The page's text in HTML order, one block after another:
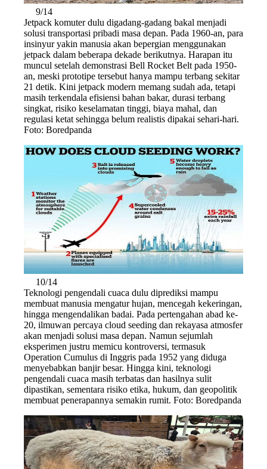
9/14
Jetpack komuter dulu digadang-gadang bakal menjadi
solusi transportasi pribadi masa depan. Pada 1960-an, para
insinyur yakin manusia akan bepergian menggunakan
jetpack dalam beberapa dekade berikutnya. Harapan itu
muncul setelah demonstrasi Bell Rocket Belt pada 1950-
an, meski prototipe tersebut hanya mampu terbang sekitar
21 detik. Kini jetpack modern memang sudah ada, tetapi
masih terkendala efisiensi bahan bakar, durasi terbang
singkat, risiko keselamatan tinggi, biaya mahal, dan
regulasi ketat sehingga belum realistis dipakai sehari-hari.
Foto: Boredpanda
10/14
Teknologi pengendali cuaca dulu diprediksi mampu
membuat manusia mengatur hujan, mencegah kekeringan,
hingga mengendalikan badai. Pada pertengahan abad ke-
20, ilmuwan percaya cloud seeding dan rekayasa atmosfer
akan menjadi solusi masa depan. Namun sejumlah
eksperimen justru memicu kontroversi, termasuk
Operation Cumulus di Inggris pada 1952 yang diduga
menyebabkan banjir besar. Hingga kini, teknologi
pengendali cuaca masih terbatas dan hasilnya sulit
dipastikan, sementara risiko etika, hukum, dan geopolitik
membuat penerapannya semakin rumit. Foto: Boredpanda